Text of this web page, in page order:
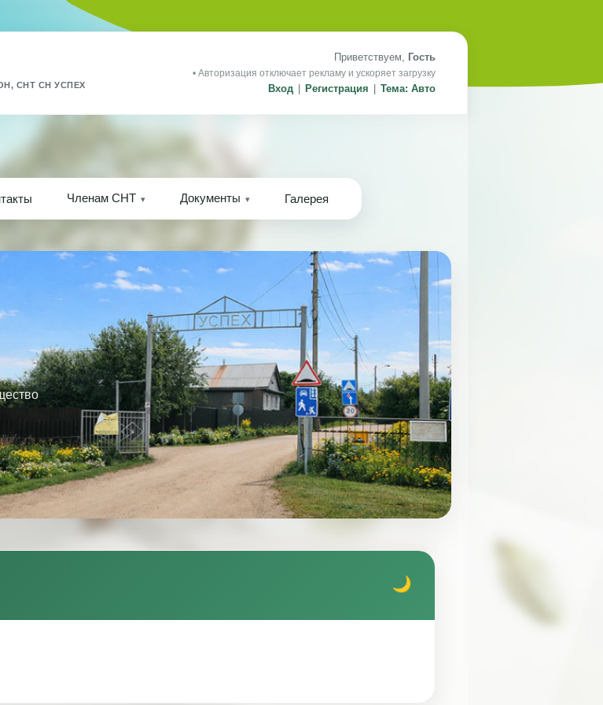
СНТ СН УСПЕХ
Приветствуем, Гость
• Авторизация отключает рекламу и ускоряет загрузку
Вход Регистрация Тема: Авто
Членам СНТ Документы Галерея